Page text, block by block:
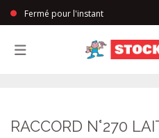
Fermé pour l'instant
RACCORD N°270